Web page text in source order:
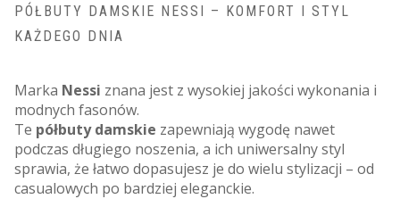
PÓŁBUTY DAMSKIE NESSI – KOMFORT I STYL
KAŻDEGO DNIA
Marka Nessi znana jest z wysokiej jakości wykonania i
modnych fasonów.
Te półbuty damskie zapewniają wygodę nawet
podczas długiego noszenia, a ich uniwersalny styl
sprawia, że łatwo dopasujesz je do wielu stylizacji – od
casualowych po bardziej eleganckie.